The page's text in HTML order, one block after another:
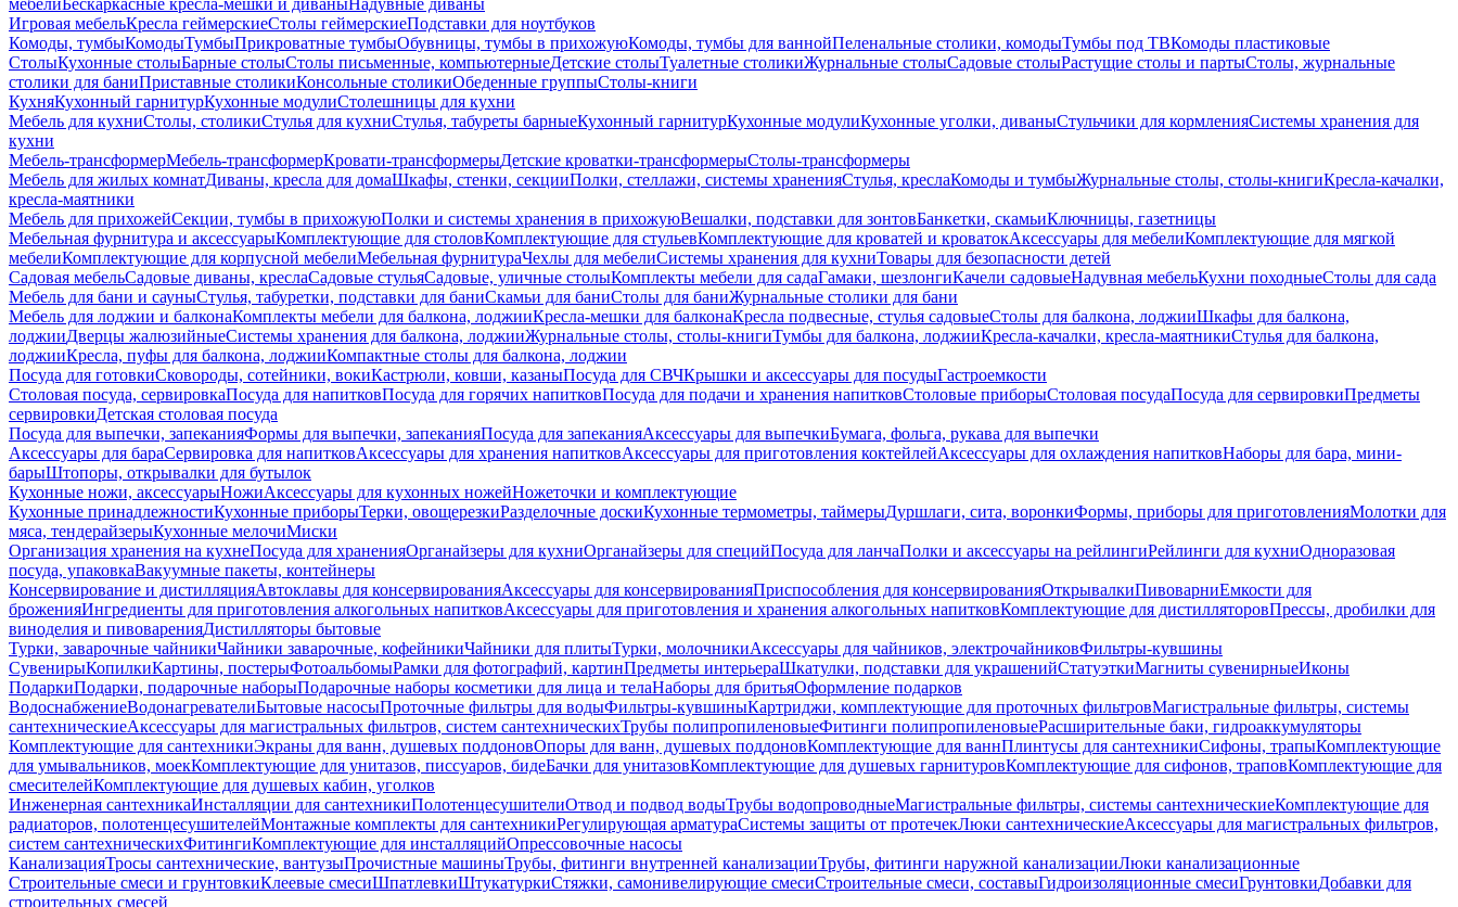
мебелиБескаркасные кресла-мешки и диваныНадувные диваны
Игровая мебельКресла геймерскиеСтолы геймерскиеПодставки для ноутбуков
Комоды, тумбыКомодыТумбыПрикроватные тумбыОбувницы, тумбы в прихожуюКомоды, тумбы для ваннойПеленальные столики, комодыТумбы под ТВКомоды пластиковые
СтолыКухонные столыБарные столыСтолы письменные, компьютерныеДетские столыТуалетные столикиЖурнальные столыСадовые столыРастущие столы и партыСтолы, журнальные
столики для баниПриставные столикиКонсольные столикиОбеденные группыСтолы-книги
КухняКухонный гарнитурКухонные модулиСтолешницы для кухни
Мебель для кухниСтолы, столикиСтулья для кухниСтулья, табуреты барныеКухонный гарнитурКухонные модулиКухонные уголки, диваныСтульчики для кормленияСистемы хранения для
кухни
Мебель-трансформерМебель-трансформерКровати-трансформерыДетские кроватки-трансформерыСтолы-трансформеры
Мебель для жилых комнатДиваны, кресла для домаШкафы, стенки, секцииПолки, стеллажи, системы храненияСтулья, креслаКомоды и тумбыЖурнальные столы, столы-книгиКресла-качалки,
кресла-маятники
Мебель для прихожейСекции, тумбы в прихожуюПолки и системы хранения в прихожуюВешалки, подставки для зонтовБанкетки, скамьиКлючницы, газетницы
Мебельная фурнитура и аксессуарыКомплектующие для столовКомплектующие для стульевКомплектующие для кроватей и кроватокАксессуары для мебелиКомплектующие для мягкой
мебелиКомплектующие для корпусной мебелиМебельная фурнитураЧехлы для мебелиСистемы хранения для кухниТовары для безопасности детей
Садовая мебельСадовые диваны, креслаСадовые стульяСадовые, уличные столыКомплекты мебели для садаГамаки, шезлонгиКачели садовыеНадувная мебельКухни походныеСтолы для сада
Мебель для бани и сауныСтулья, табуретки, подставки для баниСкамьи для баниСтолы для баниЖурнальные столики для бани
Мебель для лоджии и балконаКомплекты мебели для балкона, лоджииКресла-мешки для балконаКресла подвесные, стулья садовыеСтолы для балкона, лоджииШкафы для балкона,
лоджииДверцы жалюзийныеСистемы хранения для балкона, лоджииЖурнальные столы, столы-книгиТумбы для балкона, лоджииКресла-качалки, кресла-маятникиСтулья для балкона,
лоджииКресла, пуфы для балкона, лоджииКомпактные столы для балкона, лоджии
Посуда для готовкиСковороды, сотейники, вокиКастрюли, ковши, казаныПосуда для СВЧКрышки и аксессуары для посудыГастроемкости
Столовая посуда, сервировкаПосуда для напитковПосуда для горячих напитковПосуда для подачи и хранения напитковСтоловые приборыСтоловая посудаПосуда для сервировкиПредметы
сервировкиДетская столовая посуда
Посуда для выпечки, запеканияФормы для выпечки, запеканияПосуда для запеканияАксессуары для выпечкиБумага, фольга, рукава для выпечки
Аксессуары для бараСервировка для напитковАксессуары для хранения напитковАксессуары для приготовления коктейлейАксессуары для охлаждения напитковНаборы для бара, мини-
барыШтопоры, открывалки для бутылок
Кухонные ножи, аксессуарыНожиАксессуары для кухонных ножейНожеточки и комплектующие
Кухонные принадлежностиКухонные приборыТерки, овощерезкиРазделочные доскиКухонные термометры, таймерыДуршлаги, сита, воронкиФормы, приборы для приготовленияМолотки для
мяса, тендерайзерыКухонные мелочиМиски
Организация хранения на кухнеПосуда для храненияОрганайзеры для кухниОрганайзеры для специйПосуда для ланчаПолки и аксессуары на рейлингиРейлинги для кухниОдноразовая
посуда, упаковкаВакуумные пакеты, контейнеры
Консервирование и дистилляцияАвтоклавы для консервированияАксессуары для консервированияПриспособления для консервированияОткрывалкиПивоварниЕмкости для
броженияИнгредиенты для приготовления алкогольных напитковАксессуары для приготовления и хранения алкогольных напитковКомплектующие для дистилляторовПрессы, дробилки для
виноделия и пивоваренияДистилляторы бытовые
Турки, заварочные чайникиЧайники заварочные, кофейникиЧайники для плитыТурки, молочникиАксессуары для чайников, электрочайниковФильтры-кувшины
СувенирыКопилкиКартины, постерыФотоальбомыРамки для фотографий, картинПредметы интерьераШкатулки, подставки для украшенийСтатуэткиМагниты сувенирныеИконы
ПодаркиПодарки, подарочные наборыПодарочные наборы косметики для лица и телаНаборы для бритьяОформление подарков
ВодоснабжениеВодонагревателиБытовые насосыПроточные фильтры для водыФильтры-кувшиныКартриджи, комплектующие для проточных фильтровМагистральные фильтры, системы
сантехническиеАксессуары для магистральных фильтров, систем сантехническихТрубы полипропиленовыеФитинги полипропиленовыеРасширительные баки, гидроаккумуляторы
Комплектующие для сантехникиЭкраны для ванн, душевых поддоновОпоры для ванн, душевых поддоновКомплектующие для ваннПлинтусы для сантехникиСифоны, трапыКомплектующие
для умывальников, моекКомплектующие для унитазов, писсуаров, бидеБачки для унитазовКомплектующие для душевых гарнитуровКомплектующие для сифонов, траповКомплектующие для
смесителейКомплектующие для душевых кабин, уголков
Инженерная сантехникаИнсталляции для сантехникиПолотенцесушителиОтвод и подвод водыТрубы водопроводныеМагистральные фильтры, системы сантехническиеКомплектующие для
радиаторов, полотенцесушителейМонтажные комплекты для сантехникиРегулирующая арматураСистемы защиты от протечекЛюки сантехническиеАксессуары для магистральных фильтров,
систем сантехническихФитингиКомплектующие для инсталляцийОпрессовочные насосы
КанализацияТросы сантехнические, вантузыПрочистные машиныТрубы, фитинги внутренней канализацииТрубы, фитинги наружной канализацииЛюки канализационные
Строительные смеси и грунтовкиКлеевые смесиШпатлевкиШтукатуркиСтяжки, самонивелирующие смесиСтроительные смеси, составыГидроизоляционные смесиГрунтовкиДобавки для
строительных смесей